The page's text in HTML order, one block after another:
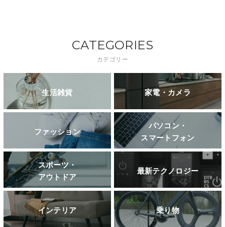
CATEGORIES
カテゴリー
生活雑貨 家電・カメラ
ファッション
パソコン・
スマートフォン
スポーツ・
アウトドア
最新テクノロジー
インテリア 乗り物